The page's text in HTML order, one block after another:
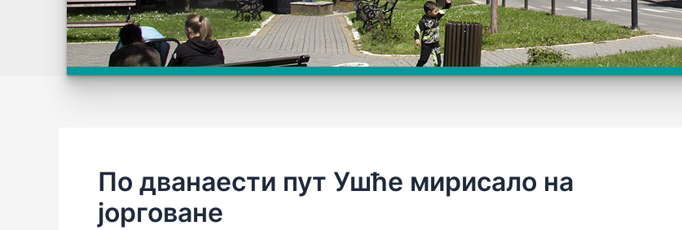
По дванаести пут Ушће мирисало на
јорговане